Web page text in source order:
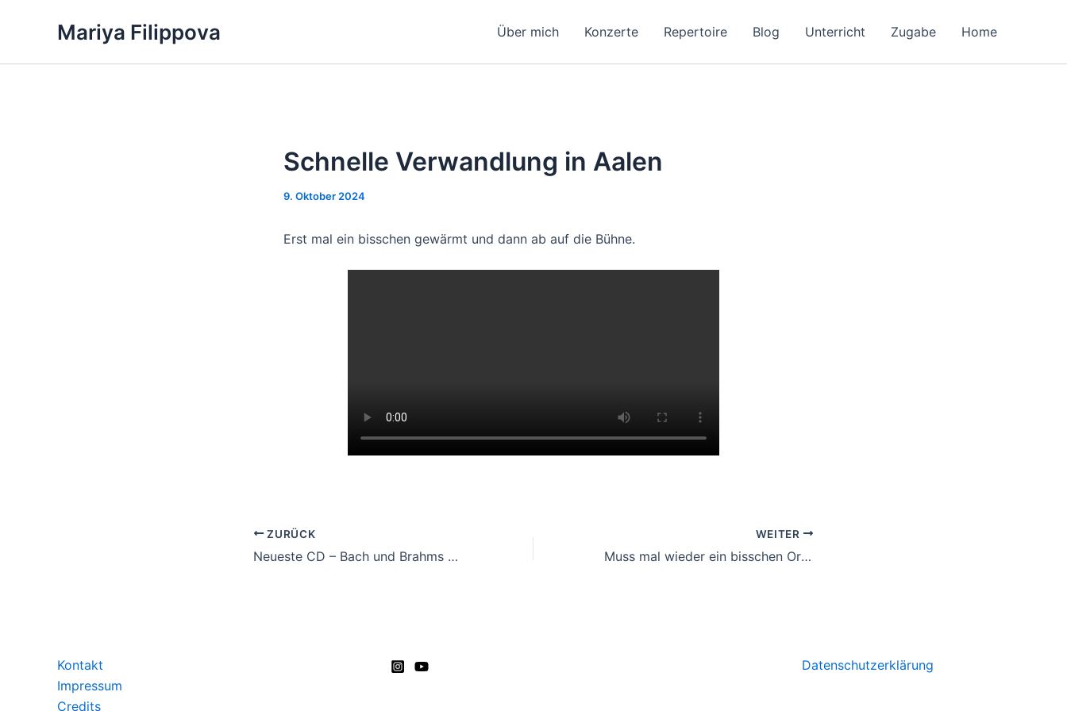
Mariya Filippova Über mich Konzerte Repertoire Blog Unterricht Zugabe Home
Schnelle Verwandlung in Aalen
9. Oktober 2024
Erst mal ein bisschen gewärmt und dann ab auf die Bühne.
ZURÜCK
Neueste CD – Bach und Brahms und natürlich Rachmaninov
WEITER
Muss mal wieder ein bisschen Orgel üben!
Kontakt
Impressum
Credits
Datenschutzerklärung